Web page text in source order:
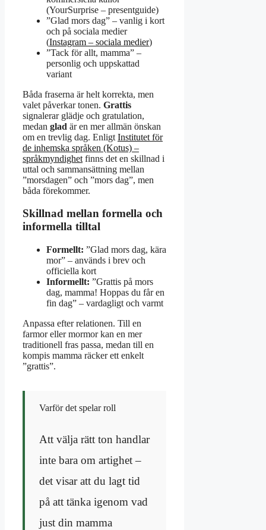
(YourSurprise – presentguide)
”Glad mors dag” – vanlig i kort
och på sociala medier
(Instagram – sociala medier)
”Tack för allt, mamma” –
personlig och uppskattad
variant
Båda fraserna är helt korrekta, men
valet påverkar tonen. Grattis
signalerar glädje och gratulation,
medan glad är en mer allmän önskan
om en trevlig dag. Enligt Institutet för
de inhemska språken (Kotus) –
språkmyndighet finns det en skillnad i
uttal och sammansättning mellan
”morsdagen” och ”mors dag”, men
båda förekommer.
Skillnad mellan formella och
informella tilltal
Formellt: ”Glad mors dag, kära
mor” – används i brev och
officiella kort
Informellt: ”Grattis på mors
dag, mamma! Hoppas du får en
fin dag” – vardagligt och varmt
Anpassa efter relationen. Till en
farmor eller mormor kan en mer
traditionell fras passa, medan till en
kompis mamma räcker ett enkelt
”grattis”.
Varför det spelar roll
Att välja rätt ton handlar
inte bara om artighet –
det visar att du lagt tid
på att tänka igenom vad
just din mamma